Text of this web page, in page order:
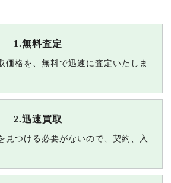
1.無料査定
価格を、無料で迅速に査定いたしま
2.迅速買取
見つける必要がないので、契約、入